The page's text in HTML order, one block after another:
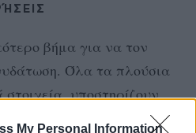
My Personal Information
βήμα για να τον
Όλα τα πλούσια
υποστηρίζουν
Αν έχεις κάποια